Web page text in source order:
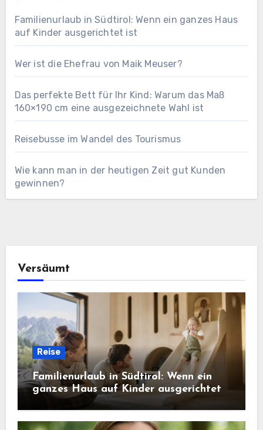
Familienurlaub in Südtirol: Wenn ein ganzes Haus
auf Kinder ausgerichtet ist
Wer ist die Ehefrau von Maik Meuser?
Das perfekte Bett für Ihr Kind: Warum das Maß
160×190 cm eine ausgezeichnete Wahl ist
Reisebusse im Wandel des Tourismus
Wie kann man in der heutigen Zeit gut Kunden
gewinnen?
Versäumt
Reise
Familienurlaub in Südtirol: Wenn ein
ganzes Haus auf Kinder ausgerichtet